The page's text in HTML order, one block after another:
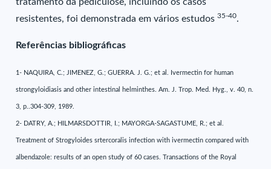
resistentes, foi demonstrada em vários estudos35-40.
Referências bibliográficas
1- NAQUIRA, C.; JIMENEZ, G.; GUERRA. J. G.; et al. Ivermectin for human
strongyloidiasis and other intestinal helminthes. Am. J. Trop. Med. Hyg., v. 40, n.
3, p..304-309, 1989.
2- DATRY, A.; HILMARSDOTTIR, I.; MAYORGA-SAGASTUME, R.; et al.
Treatment of Strogyloides srtercoralis infection with ivermectin compared with
albendazole: results of an open study of 60 cases. Transactions of the Royal